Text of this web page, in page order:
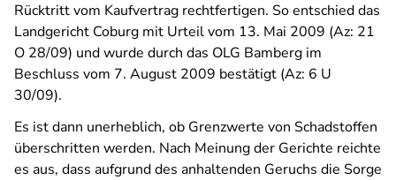
Rücktritt vom Kaufvertrag rechtfertigen. So entschied das
Landgericht Coburg mit Urteil vom 13. Mai 2009 (Az: 21
O 28/09) und wurde durch das OLG Bamberg im
Beschluss vom 7. August 2009 bestätigt (Az: 6 U
30/09).
Es ist dann unerheblich, ob Grenzwerte von Schadstoffen
überschritten werden. Nach Meinung der Gerichte reichte
es aus, dass aufgrund des anhaltenden Geruchs die Sorge